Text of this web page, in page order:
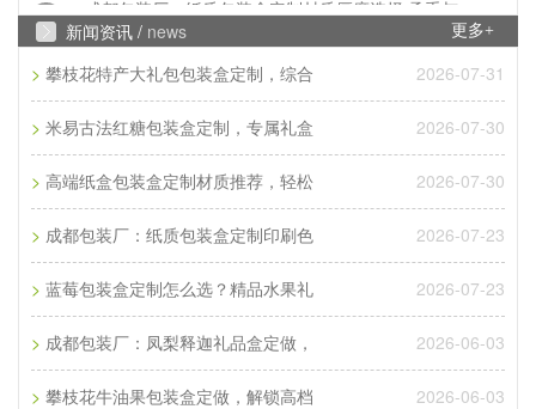
A
成本平衡技巧。纸质包装盒定制的厚度选择，核心是
匹配产品承重需求。...
Q
A
过程中的挤压破损，...
Q 成都包装厂：包装盒印刷工艺怎么选？烫
A
成都包装盒定制厂家：包装盒印刷工艺怎么选？烫
工艺时，面对烫金、UV、...
成都包装厂：印刷中单色黑和四色黑和区
新闻资讯 / news 更多+
> 攀枝花特产大礼包包装盒定制，综合 2026-07-31
> 米易古法红糖包装盒定制，专属礼盒 2026-07-30
> 高端纸盒包装盒定制材质推荐，轻松 2026-07-30
> 成都包装厂：纸质包装盒定制印刷色 2026-07-23
> 蓝莓包装盒定制怎么选？精品水果礼 2026-07-23
> 成都包装厂：凤梨释迦礼品盒定做， 2026-06-03
> 攀枝花牛油果包装盒定做，解锁高档
2026-06-03